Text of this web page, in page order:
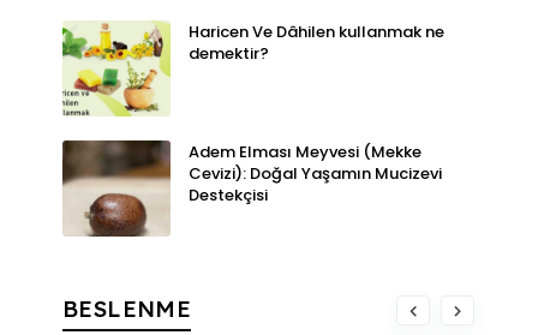
Haricen Ve Dâhilen kullanmak ne
demektir?
Adem Elması Meyvesi (Mekke
Cevizi): Doğal Yaşamın Mucizevi
Destekçisi
BESLENME